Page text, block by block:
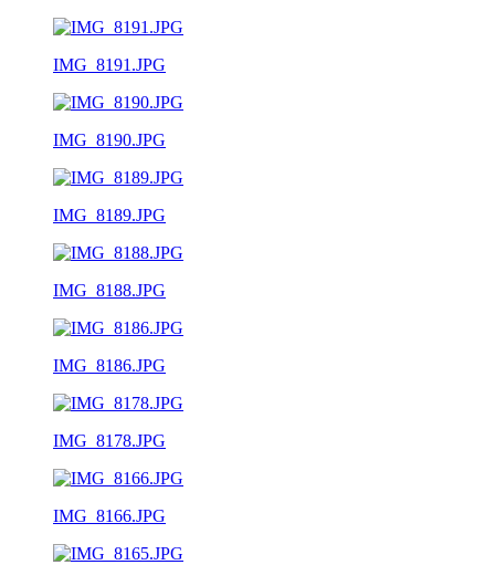
IMG_8191.JPG
IMG_8190.JPG
IMG_8189.JPG
IMG_8188.JPG
IMG_8186.JPG
IMG_8178.JPG
IMG_8166.JPG